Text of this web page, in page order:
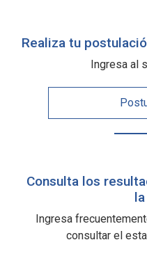
Realiza tu
Ingresa al
Consulta los
Ingresa
consultar el